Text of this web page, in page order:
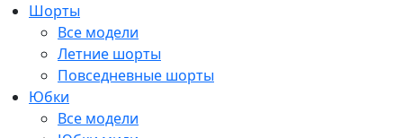
Шорты
Все модели
Летние шорты
Повседневные шорты
Юбки
Все модели